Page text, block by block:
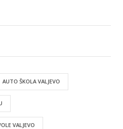
AUTO ŠKOLA VALJEVO
VALJEVO